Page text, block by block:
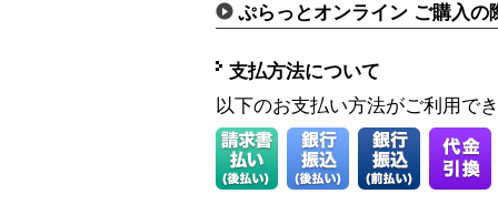
ぷらっとオンライン ご購入の
支払方法について
以下のお支払い方法がご利用で